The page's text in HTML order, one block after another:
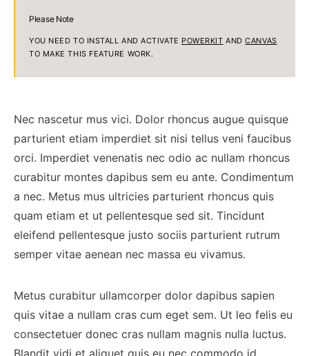
Please Note
YOU NEED TO INSTALL AND ACTIVATE POWERKIT ANDCANVAS
TO MAKE THIS FEATURE WORK.
Nec nascetur mus vici. Dolor rhoncus augue quisque
parturient etiam imperdiet sit nisi tellus veni faucibus
orci. Imperdiet venenatis nec odio ac nullam rhoncus
curabitur montes dapibus sem eu ante. Condimentum
a nec. Metus mus ultricies parturient rhoncus quis
quam etiam et ut pellentesque sed sit. Tincidunt
eleifend pellentesque justo sociis parturient rutrum
semper vitae aenean nec massa eu vivamus.
Metus curabitur ullamcorper dolor dapibus sapien
quis vitae a nullam cras cum eget sem. Ut leo felis eu
consectetuer donec cras nullam magnis nulla luctus.
Blandit vidi et aliquet quis eu nec commodo id